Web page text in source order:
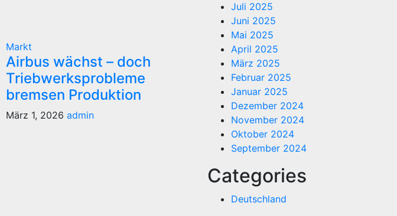
Markt
Airbus wächst – doch
Triebwerksprobleme
bremsen Produktion
März 1, 2026 admin
Juli 2025
Juni 2025
Mai 2025
April 2025
März 2025
Februar 2025
Januar 2025
Dezember 2024
November 2024
Oktober 2024
September 2024
Categories
Deutschland